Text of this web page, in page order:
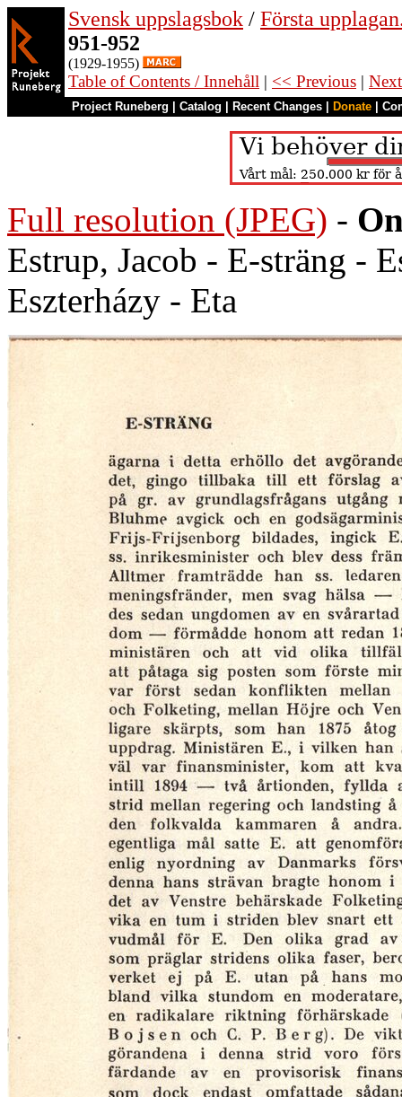
Svensk uppslagsbok / Första
951-952
(1929-1955)
Table of Contents / Innehåll | << Previous |
Project Runeberg Catalog Recent Changes Donate
Full resolution (JPEG) -
Estrup, Jacob - E-sträng -
Eszterházy - Eta